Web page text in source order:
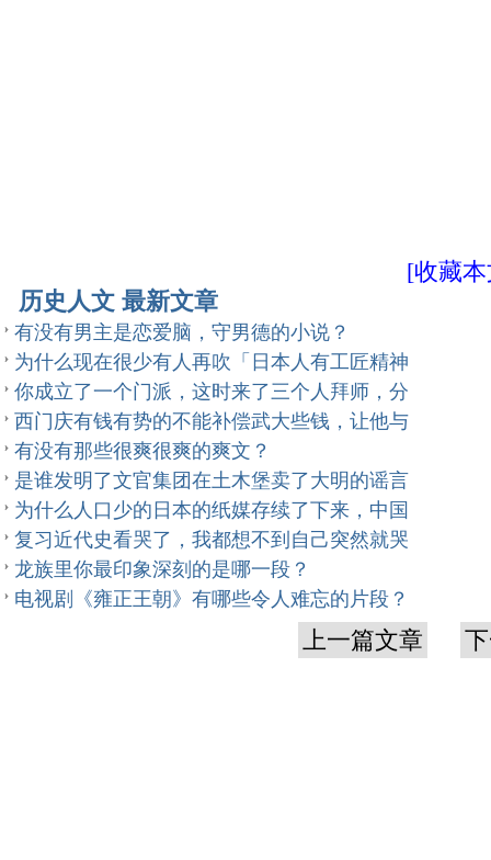
[收藏
历史人文 最新文章
有没有男主是恋爱脑，守男德的小说？
为什么现在很少有人再吹「日本人有工匠精神
你成立了一个门派，这时来了三个人拜师，分
西门庆有钱有势的不能补偿武大些钱，让他与
有没有那些很爽很爽的爽文？
是谁发明了文官集团在土木堡卖了大明的谣言
为什么人口少的日本的纸媒存续了下来，中国
复习近代史看哭了，我都想不到自己突然就哭
龙族里你最印象深刻的是哪一段？
电视剧《雍正王朝》有哪些令人难忘的片段？
上一篇文章